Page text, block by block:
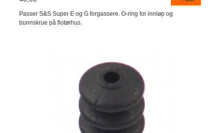
Passer S&S Super E og G forgassere. O-ring for innløp og
bunnskrue på flotørhus.